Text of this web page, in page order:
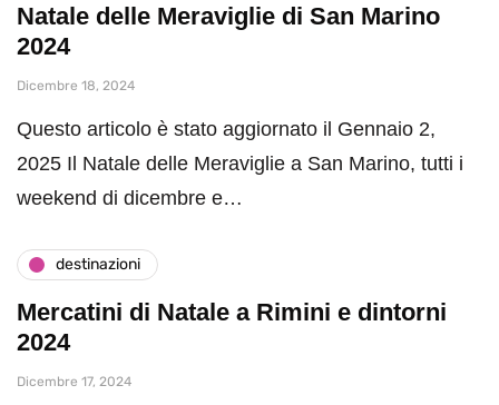
Natale delle Meraviglie di San Marino
2024
Dicembre 18, 2024
Questo articolo è stato aggiornato il Gennaio 2,
2025 Il Natale delle Meraviglie a San Marino, tutti i
weekend di dicembre e…
destinazioni
Mercatini di Natale a Rimini e dintorni
2024
Dicembre 17, 2024